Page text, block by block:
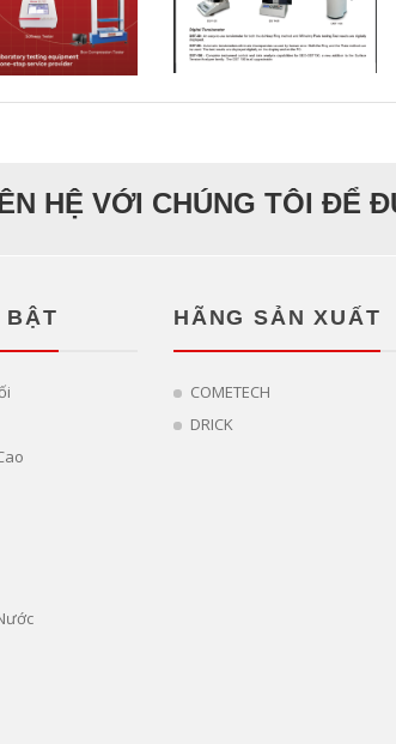
HỆ VỚI CHÚNG TÔI ĐỂ
BẬT HÃNG SẢN XUẤT
COMETECH
DRICK